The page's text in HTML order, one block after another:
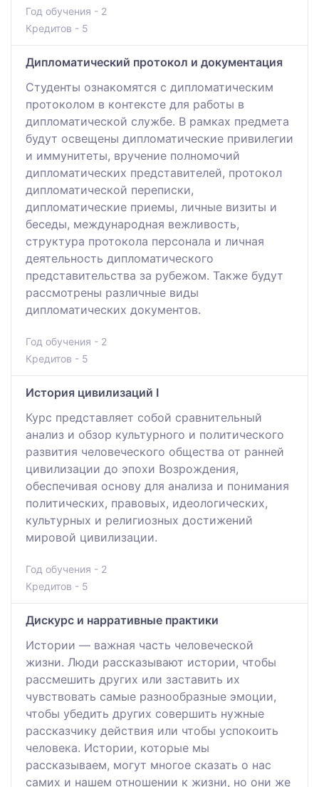
Год обучения - 2
Кредитов - 5
Дипломатический протокол и документация
Студенты ознакомятся с дипломатическим
протоколом в контексте для работы в
дипломатической службе. В рамках предмета
будут освещены дипломатические привилегии
и иммунитеты, вручение полномочий
дипломатических представителей, протокол
дипломатической переписки,
дипломатические приемы, личные визиты и
беседы, международная вежливость,
структура протокола персонала и личная
деятельность дипломатического
представительства за рубежом. Также будут
рассмотрены различные виды
дипломатических документов.
Год обучения - 2
Кредитов - 5
История цивилизаций I
Курс представляет собой сравнительный
анализ и обзор культурного и политического
развития человеческого общества от ранней
цивилизации до эпохи Возрождения,
обеспечивая основу для анализа и понимания
политических, правовых, идеологических,
культурных и религиозных достижений
мировой цивилизации.
Год обучения - 2
Кредитов - 5
Дискурс и нарративные практики
Истории — важная часть человеческой
жизни. Люди рассказывают истории, чтобы
рассмешить других или заставить их
чувствовать самые разнообразные эмоции,
чтобы убедить других совершить нужные
рассказчику действия или чтобы успокоить
человека. Истории, которые мы
рассказываем, могут многое сказать о нас
самих и нашем отношении к жизни, но они же